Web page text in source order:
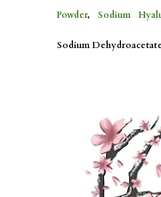
Powder, Sodium
Sodium Dehydroacetate